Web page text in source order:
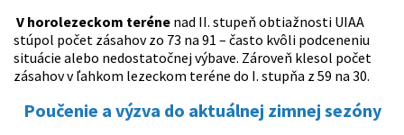
V horolezeckom teréne nad II. stupeň obtiažnosti UIAA
stúpol počet zásahov zo 73 na 91 – často kvôli podceneniu
situácie alebo nedostatočnej výbave. Zároveň klesol počet
zásahov v ľahkom lezeckom teréne do I. stupňa z 59 na 30.
Poučenie a výzva do aktuálnej zimnej sezóny